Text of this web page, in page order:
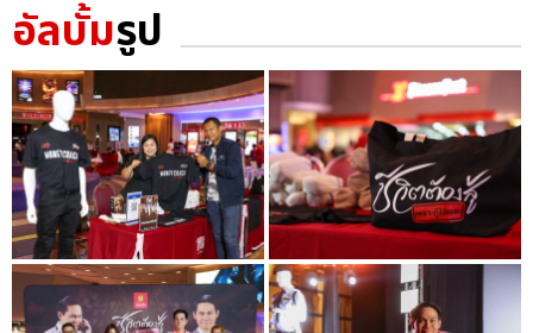
อัลบั้มรูป